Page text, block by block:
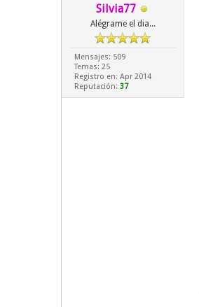
Silvia77
Alégrame el dia...
Mensajes: 509
Temas: 25
Registro en: Apr 2014
Reputación: 37